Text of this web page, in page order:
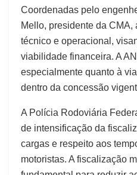
Coordenadas pelo
Mello, presidente da CMA,
técnico e operacional,
viabilidade financeira. A
especialmente quanto à
dentro da concessão
A Polícia Rodoviária
de intensificação da
cargas e respeito aos
motoristas. A fiscalização